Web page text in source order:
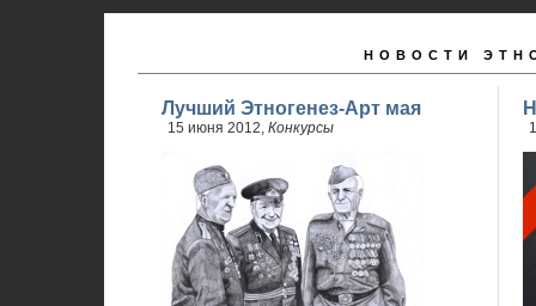
НОВОСТИ
Лучший Этногенез-Арт мая
15 июня 2012, Конкурсы